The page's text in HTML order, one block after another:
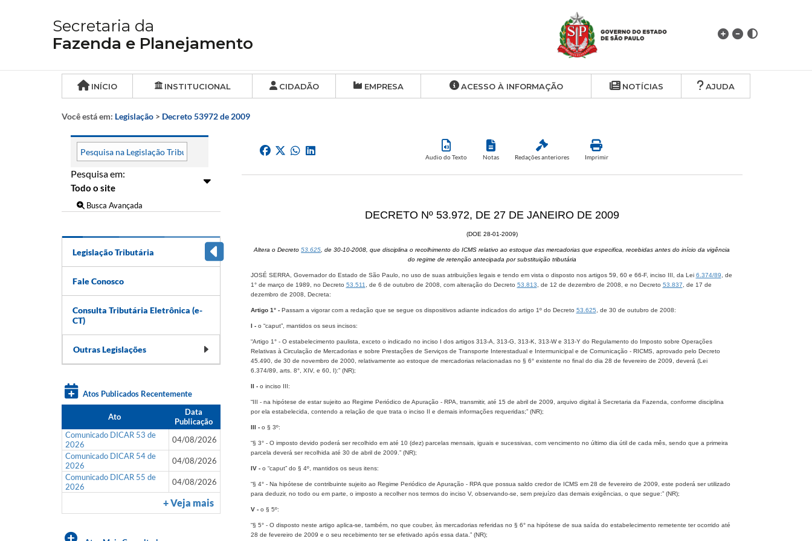
Secretaria da
Fazenda e Planejamento
INÍCIO INSTITUCIONAL CIDADÃO EMPRESA ACESSO À INFORMAÇÃO NOTÍCIAS AJUDA
Você está em: Legislação > Decreto 53972 de 2009
Pesquisa em:
Busca Avançada
Legislação Tributária
Fale Conosco
Consulta Tributária Eletrônica (e-
CT)
Outras Legislações
Atos Publicados Recentemente
Ato
Data
Publicação
Comunicado DICAR 53 de
2026
04/08/2026
Comunicado DICAR 54 de
2026
04/08/2026
Comunicado DICAR 55 de
2026
04/08/2026
+ Veja mais
Audio do Texto Notas Redações anteriores Imprimir
DECRETO Nº 53.972, DE 27 DE JANEIRO DE 2009
(DOE 28-01-2009)
Altera o Decreto53.625 , de 30-10-2008, que disciplina o recolhimento do ICMS relativo ao estoque das mercadorias que especifica, recebidas antes do início da vigência
do regime de retenção antecipada por substituição tributária
JOSÉ SERRA, Governador do Estado de São Paulo, no uso de suas atribuições legais e tendo em vista o disposto nos artigos 59, 60 e 66-F, inciso III, da Lei 6.374/89 , de
1° de março de 1989, no Decreto 53.511 , de 6 de outubro de 2008, com alteração do Decreto 53.813 , de 12 de dezembro de 2008, e no Decreto 53.837 , de 17 de
dezembro de 2008, Decreta:
Artigo 1° - Passam a vigorar com a redação que se segue os dispositivos adiante indicados do artigo 1º do Decreto 53.625 , de 30 de outubro de 2008:
I - o “caput”, mantidos os seus incisos:
“Artigo 1° - O estabelecimento paulista, exceto o indicado no inciso I dos artigos 313-A, 313-G, 313-K, 313-W e 313-Y do Regulamento do Imposto sobre Operações
Relativas à Circulação de Mercadorias e sobre Prestações de Serviços de Transporte Interestadual e Intermunicipal e de Comunicação - RICMS, aprovado pelo Decreto
45.490, de 30 de novembro de 2000, relativamente ao estoque de mercadorias relacionadas no § 6° existente no final do dia 28 de fevereiro de 2009, deverá (Lei
6.374/89, arts. 8°, XIV, e 60, I):” (NR);
II -o inciso III:
“III - na hipótese de estar sujeito ao Regime Periódico de Apuração - RPA, transmitir, até 15 de abril de 2009, arquivo digital à Secretaria da Fazenda, conforme disciplina
por ela estabelecida, contendo a relação de que trata o inciso II e demais informações requeridas;” (NR);
III - o § 3º:
“§ 3° - O imposto devido poderá ser recolhido em até 10 (dez) parcelas mensais, iguais e sucessivas, com vencimento no último dia útil de cada mês, sendo que a primeira
parcela deverá ser recolhida até 30 de abril de 2009.” (NR);
IV - o “caput” do § 4º, mantidos os seus itens:
“§ 4° - Na hipótese de contribuinte sujeito ao Regime Periódico de Apuração - RPA que possua saldo credor de ICMS em 28 de fevereiro de 2009, este poderá ser utilizado
para deduzir, no todo ou em parte, o imposto a recolher nos termos do inciso V, observando-se, sem prejuízo das demais exigências, o que segue:” (NR);
V - o § 5º:
“§ 5° - O disposto neste artigo aplica-se, também, no que couber, às mercadorias referidas no § 6° na hipótese de sua saída do estabelecimento remetente ter ocorrido até
28 de fevereiro de 2009 e o seu recebimento ter se efetivado após essa data.” (NR);